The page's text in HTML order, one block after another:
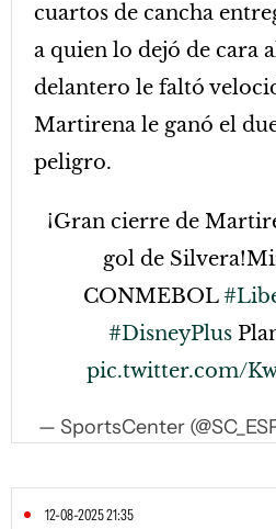
cuartos de cancha
a quien lo dejó de cara
delantero le faltó
Martirena le ganó el
peligro.
¡Gran cierre de
gol de
CONMEBOL
#DisneyPlus
pic.twitter.com/
— SportsCenter
12-08-2025 21:35